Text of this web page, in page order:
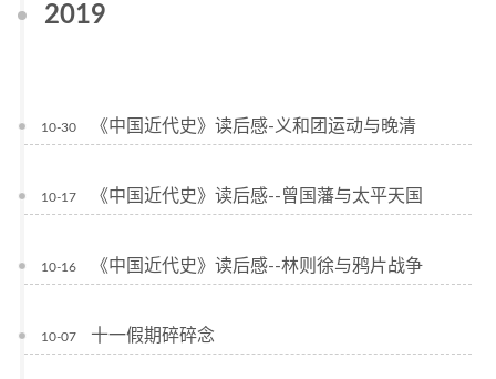
2019
10-30 《中国近代史》读后感-义和团运动与晚清
10-17 《中国近代史》读后感--曾国藩与太平天国
10-16 《中国近代史》读后感--林则徐与鸦片战争
10-07 十一假期碎碎念